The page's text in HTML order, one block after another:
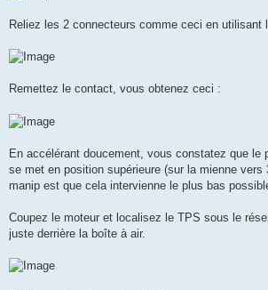
Reliez les 2 connecteurs comme ceci en utilisant
Remettez le contact, vous obtenez ceci :
En accélérant doucement, vous constatez que le
se met en position supérieure (sur la mienne vers
manip est que cela intervienne le plus bas
Coupez le moteur et localisez le TPS sous le
juste derrière la boîte à air.